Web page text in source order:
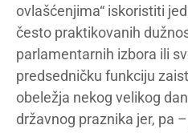
ovlašćenjima“ iskoristiti
često praktikovanih
parlamentarnih izbora ili
predsedničku funkciju
obeležja nekog velikog
državnog praznika jer, pa